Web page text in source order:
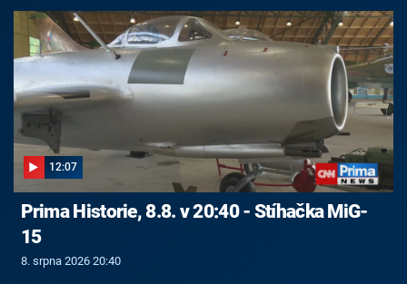
12:07
Prima Historie, 8.8. v 20:40 - Stíhačka MiG-
15
8. srpna 2026 20:40